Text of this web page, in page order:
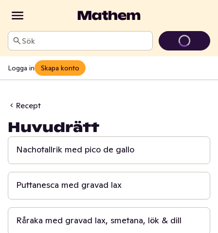
Sök
Logga in Skapa konto
Recept
Huvudrätt
30 min
Nachotallrik med pico de gallo
30 min
Puttanesca med gravad lax
30 min
Råraka med gravad lax, smetana, lök & dill